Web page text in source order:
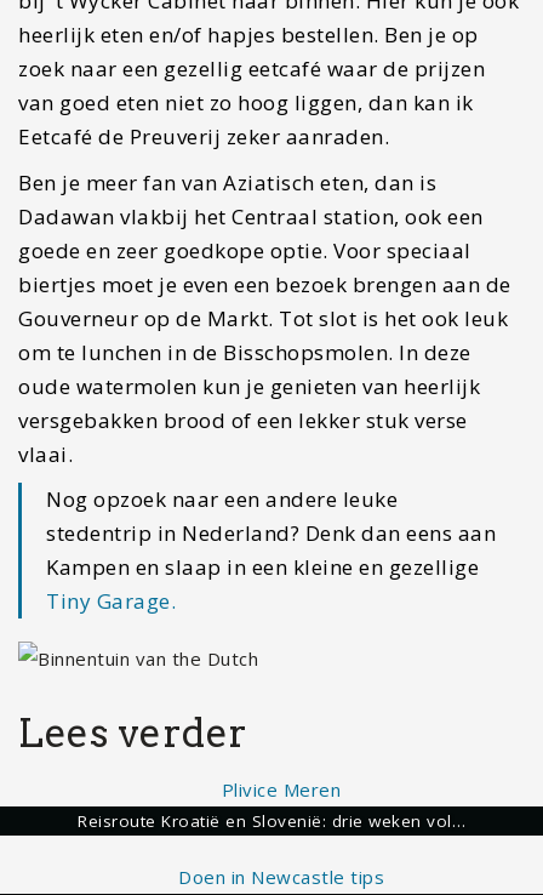
heerlijk eten en/of hapjes bestellen. Ben je op
zoek naar een gezellig eetcafé waar de prijzen
van goed eten niet zo hoog liggen, dan kan ik
Eetcafé de Preuverij zeker aanraden.
Ben je meer fan van Aziatisch eten, dan is
Dadawan vlakbij het Centraal station, ook een
goede en zeer goedkope optie. Voor speciaal
biertjes moet je even een bezoek brengen aan de
Gouverneur op de Markt. Tot slot is het ook leuk
om te lunchen in de Bisschopsmolen. In deze
oude watermolen kun je genieten van heerlijk
versgebakken brood of een lekker stuk verse
vlaai.
Nog opzoek naar een andere leuke
stedentrip in Nederland? Denk dan eens aan
Kampen en slaap in een kleine en gezellige
Tiny Garage.
Lees verder
Reisroute Kroatië en Slovenië: drie weken vol…